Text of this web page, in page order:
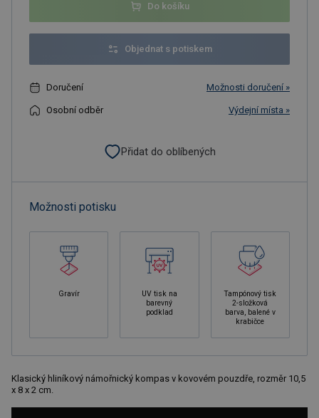
Do košíku
Objednat s potiskem
Doručení Možnosti doručení »
Osobní odběr Výdejní místa »
Přidat do oblíbených
Možnosti potisku
Gravír
UV tisk na
barevný
podklad
Tampónový tisk
2-složková
barva, balené v
krabičce
Klasický hliníkový námořnický kompas v kovovém pouzdře, rozměr 10,5
x 8 x 2 cm.